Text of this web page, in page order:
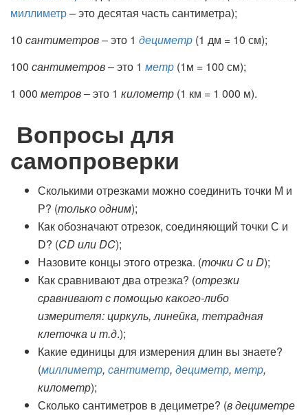
миллиметр– это десятая часть сантиметра);
10 сантиметров‒ это 1 дециметр (1 дм = 10 см);
100 сантиметров‒ это 1 метр (1м = 100 см);
1 000 метров‒ это 1 километр (1 км = 1 000 м).
Вопросы для
самопроверки
Сколькими отрезками можно соединить точки М и
Р? (только одним);
Как обозначают отрезок, соединяющий точки С и
D? (CDилиDC);
Назовите концы этого отрезка. (точки CиD);
Как сравнивают два отрезка? (отрезки
сравнивают с помощью какого-либо
измерителя: циркуль, линейка, тетрадная
клеточка и т.д.);
Какие единицы для измерения длин вы знаете?
(миллиметр, сантиметр, дециметр, метр,
километр);
Сколько сантиметров в дециметре? (в дециметре